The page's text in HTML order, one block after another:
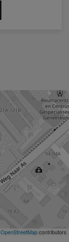
OpenStreetMapcontributors